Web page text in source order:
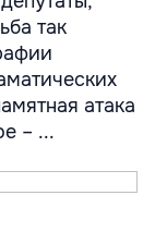
так
атака
– ...